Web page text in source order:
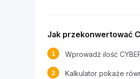
Jak przekonwertować
1 Wprowadź ilość
2 Kalkulator pokaże